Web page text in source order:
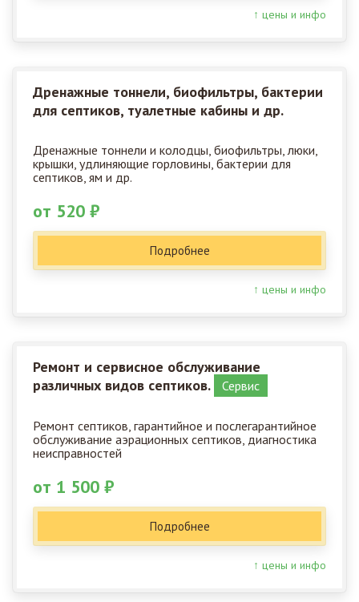
↑ цены и инфо
Дренажные тоннели, биофильтры, бактерии
для септиков, туалетные кабины и др.
Дренажные тоннели и колодцы, биофильтры, люки,
крышки, удлиняющие горловины, бактерии для
септиков, ям и др.
от 520 ₽
Подробнее
↑ цены и инфо
Ремонт и сервисное обслуживание
различных видов септиков.
Сервис
Ремонт септиков, гарантийное и послегарантийное
обслуживание аэрационных септиков, диагностика
неисправностей
от 1 500 ₽
Подробнее
↑ цены и инфо